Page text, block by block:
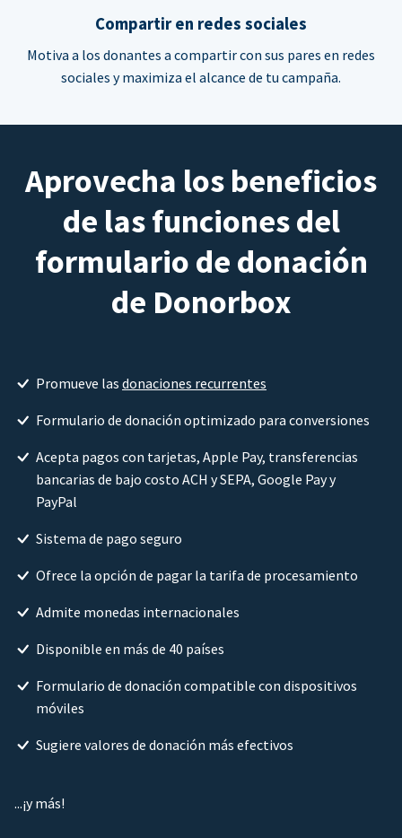
Compartir en redes sociales
Motiva a los donantes a compartir con sus pares en redes
sociales y maximiza el alcance de tu campaña.
Aprovecha los beneficios
de las funciones del
formulario de donación
de Donorbox
Promueve las donaciones recurrentes
Formulario de donación optimizado para conversiones
Acepta pagos con tarjetas, Apple Pay, transferencias
bancarias de bajo costo ACH y SEPA, Google Pay y
PayPal
Sistema de pago seguro
Ofrece la opción de pagar la tarifa de procesamiento
Admite monedas internacionales
Disponible en más de 40 países
Formulario de donación compatible con dispositivos
móviles
Sugiere valores de donación más efectivos
...¡y más!